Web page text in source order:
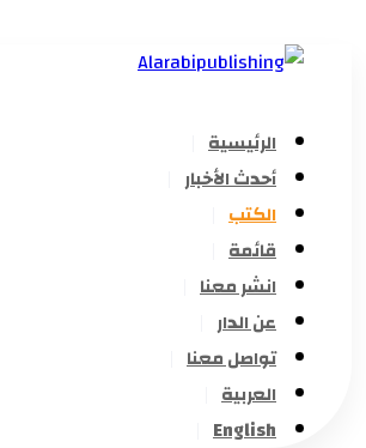
الرئيسية
أحدث الأخبار
الكتب
قائمة
انشر معنا
عن الدار
تواصل معنا
العربية
English